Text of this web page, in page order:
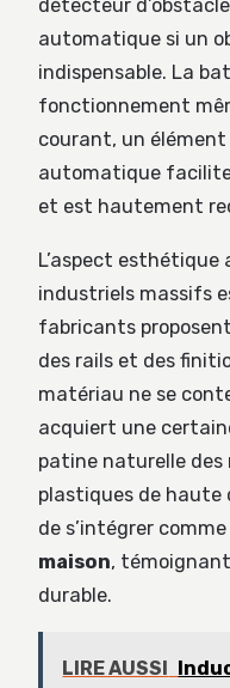
détecteur
automatique si un
indispensable. La
fonctionnement
courant, un
automatique facilite
et est hautement
L’aspect esthétique
industriels massifs
fabricants
des rails et des
matériau ne se
acquiert une
patine naturelle des
plastiques de haute
de s’intégrer
maison,
durable.
LIRE AUSSI